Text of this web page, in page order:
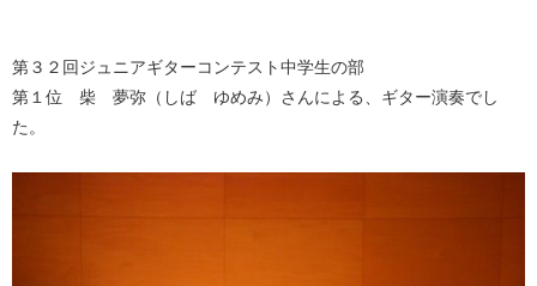
第３２回ジュニアギターコンテスト中学生の部
第１位 柴 夢弥（しば ゆめみ）さんによる、ギター演奏でし
た。